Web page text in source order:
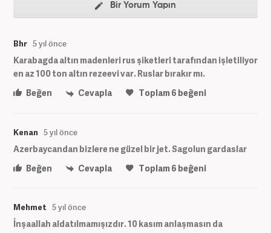
Bir Yorum Yapın
Bhr 5 yıl önce
Karabagda altın madenleri rus şiketleri tarafından işletiliyor
en az 100 ton altın rezeevi var. Ruslar bırakır mı.
Beğen
Cevapla Toplam6 beğeni
Kenan 5 yıl önce
Azerbaycandan bizlere ne güzel bir jet. Sagolun gardaslar
Beğen
Cevapla Toplam6 beğeni
Mehmet 5 yıl önce
İnşaallah aldatılmamışızdır. 10 kasım anlaşmasın da